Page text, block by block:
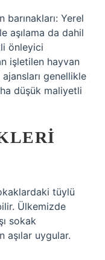
Yerel
aşılama da dahil
önleyici
işletilen hayvan
genellikle
düşük maliyetli
tüylü
Ülkemizde
sokak
aşılar uygular.